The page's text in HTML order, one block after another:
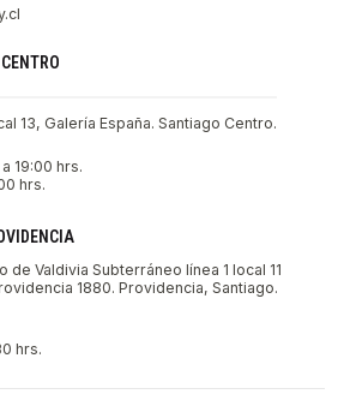
13, Galería España. Santiago Centro.
19:00 hrs.
hrs.
de Valdivia Subterráneo línea 1 local 11
1880. Providencia, Santiago.
hrs.